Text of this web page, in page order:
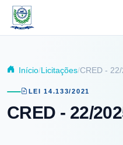
Pular para o conteúdo
Início Licitações CRED -
LEI 14.133/2021
CRED - 22/